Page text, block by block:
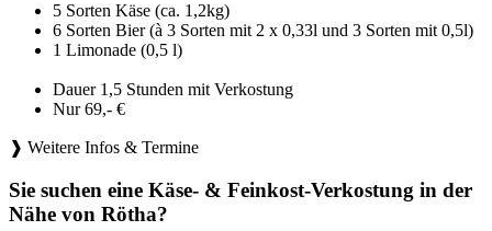
5 Sorten Käse (ca. 1,2kg)
6 Sorten Bier (à 3 Sorten mit 2 x 0,33l und 3 Sorten mit 0,5l)
1 Limonade (0,5 l)
Dauer 1,5 Stunden mit Verkostung
Nur 69,- €
❱ Weitere Infos & Termine
Sie suchen eine Käse- & Feinkost-Verkostung in der
Nähe von Rötha?